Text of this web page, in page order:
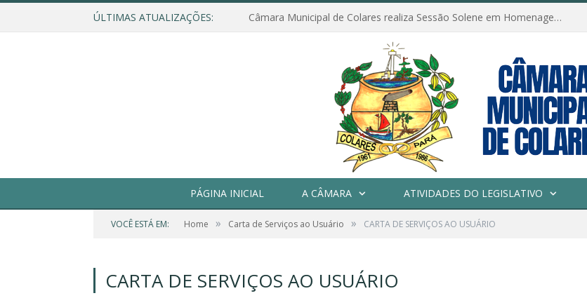
ÚLTIMAS ATUALIZAÇÕES: Câmara Municipal de Colares realiza Sessão Solene em Homenagem ao Dia das Mães
PÁGINA INICIAL A CÂMARA ATIVIDADES DO LEGISLATIVO
VOCÊ ESTÁ EM: Home » Carta de Serviços ao Usuário » CARTA DE SERVIÇOS AO USUÁRIO
CARTA DE SERVIÇOS AO USUÁRIO